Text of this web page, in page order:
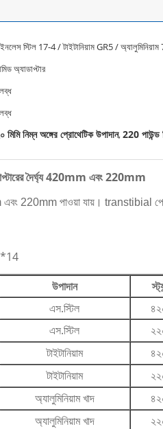
স্টিল 17-4 / টাইটানিয়াম GR5 /
অ্যাডাপ্টার
মিমি নিম্ন অঙ্গের প্রোথেটিক উপাদান,220 পাউন্ড
দৈর্ঘ্য 420mm এবং 220mm
এবং 220mm পাওয়া যায়। transtibial
উপাদান
এস.স্টিল
এস.স্টিল
টাইটানিয়াম
টাইটানিয়াম
অ্যালুমিনিয়াম খাদ
অ্যালুমিনিয়াম খাদ